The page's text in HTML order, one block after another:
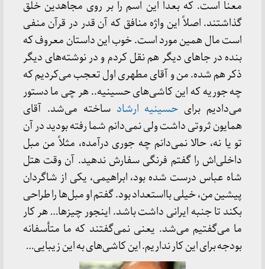
معنا است. که بعداً این اسم را بر روی مجاهدین خلق
گذاشتند. اصلاً این واژه منافق که آن قدر در قرآن منفی
است مال همین مورد است. خوب این داستان معروف که
بنده در جاهای دیگر هم نقل کردم و در نوشته‌های دیگر
ذکر هم شده. من و آقای مطهری اول تعجب می‌کردیم که
چه جوریه که این کاشی‌های حسینیه.. هر چی ما دستور
می‌دادیم برای حسینیه ارشاد ساخته می‌شد. آقای
همایون ثروتی داشت ولی نمی‌دانم شما رفته بودید در آن
تو یا نه، حالا نمی‌دانم چه جوری درآمده، مثلاً من مبل
داخلی‌اش را گفتم فرنگی سفارش ندهید. آن وقت هتل
شاه عباس درست شده بود، ابراهیمی، یکی از شاگردان
پیشین من، خیلی بااستعداد بود. گفتم او مبل‌ها را طراحی
بکند تا جنبه ایرانی داشت باشد. اینجور چیزها… هر کار
ما می‌گفتیم می‌شد. یعنی نمی‌گفتند که ما متأسفانه
بودجه برای این کار نداریم. این کاشی‌های به این زیبایی…